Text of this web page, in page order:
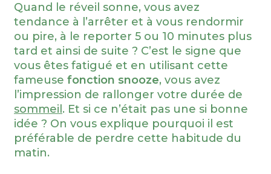
Quand le réveil sonne, vous avez
tendance à l’arrêter et à vous rendormir
ou pire, à le reporter 5 ou 10 minutes plus
tard et ainsi de suite ? C’est le signe que
vous êtes fatigué et en utilisant cette
fameuse fonction snooze, vous avez
l’impression de rallonger votre durée de
sommeil . Et si ce n’était pas une si bonne
idée ? On vous explique pourquoi il est
préférable de perdre cette habitude du
matin.